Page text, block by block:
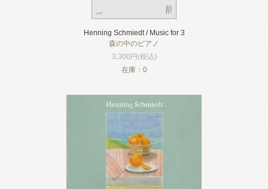
Henning Schmiedt / Music for 3
森の中のピアノ
3,300円(税込)
在庫：0